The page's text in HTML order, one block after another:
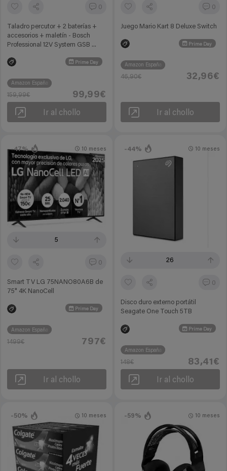
0
Taladro percutor + 2 baterías +
accesorios + maletín - Bosch
Professional 12V System GSB ...
Prime Day
Amazon España
159,99€ 99,99€
Ir al chollo
0
Juego Mario Kart 8 Deluxe Switch
Prime Day
Amazon España
46,90€ 32,96€
Ir al chollo
-47%
5
0
Smart TV LG 75NANO80A6B de
75" 4K NanoCell
Prime Day
10 meses
Amazon España
1499€ 797€
Ir al chollo
-44%
26
0
Disco duro externo portátil
Seagate One Touch 5TB
Prime Day
10 meses
Amazon España
148€ 83,41€
Ir al chollo
-50% 10 meses -59% 10 meses